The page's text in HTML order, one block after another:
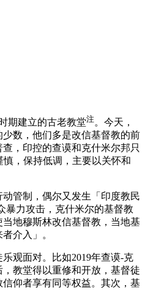
期建立的古老教堂注 。今天，
数，他们多是改信基督教的前
，印控的查谟和克什米尔邦只
，保持低调，主要以关怀和
管制，偶尔又发生「印度教民
暴力攻击，克什米尔的基督教
地穆斯林改信基督教，当地基
介入」。
观面对。比如2019年查谟-克
教堂得以重修和开放，基督徒
仰者享有同等权益。其次，基